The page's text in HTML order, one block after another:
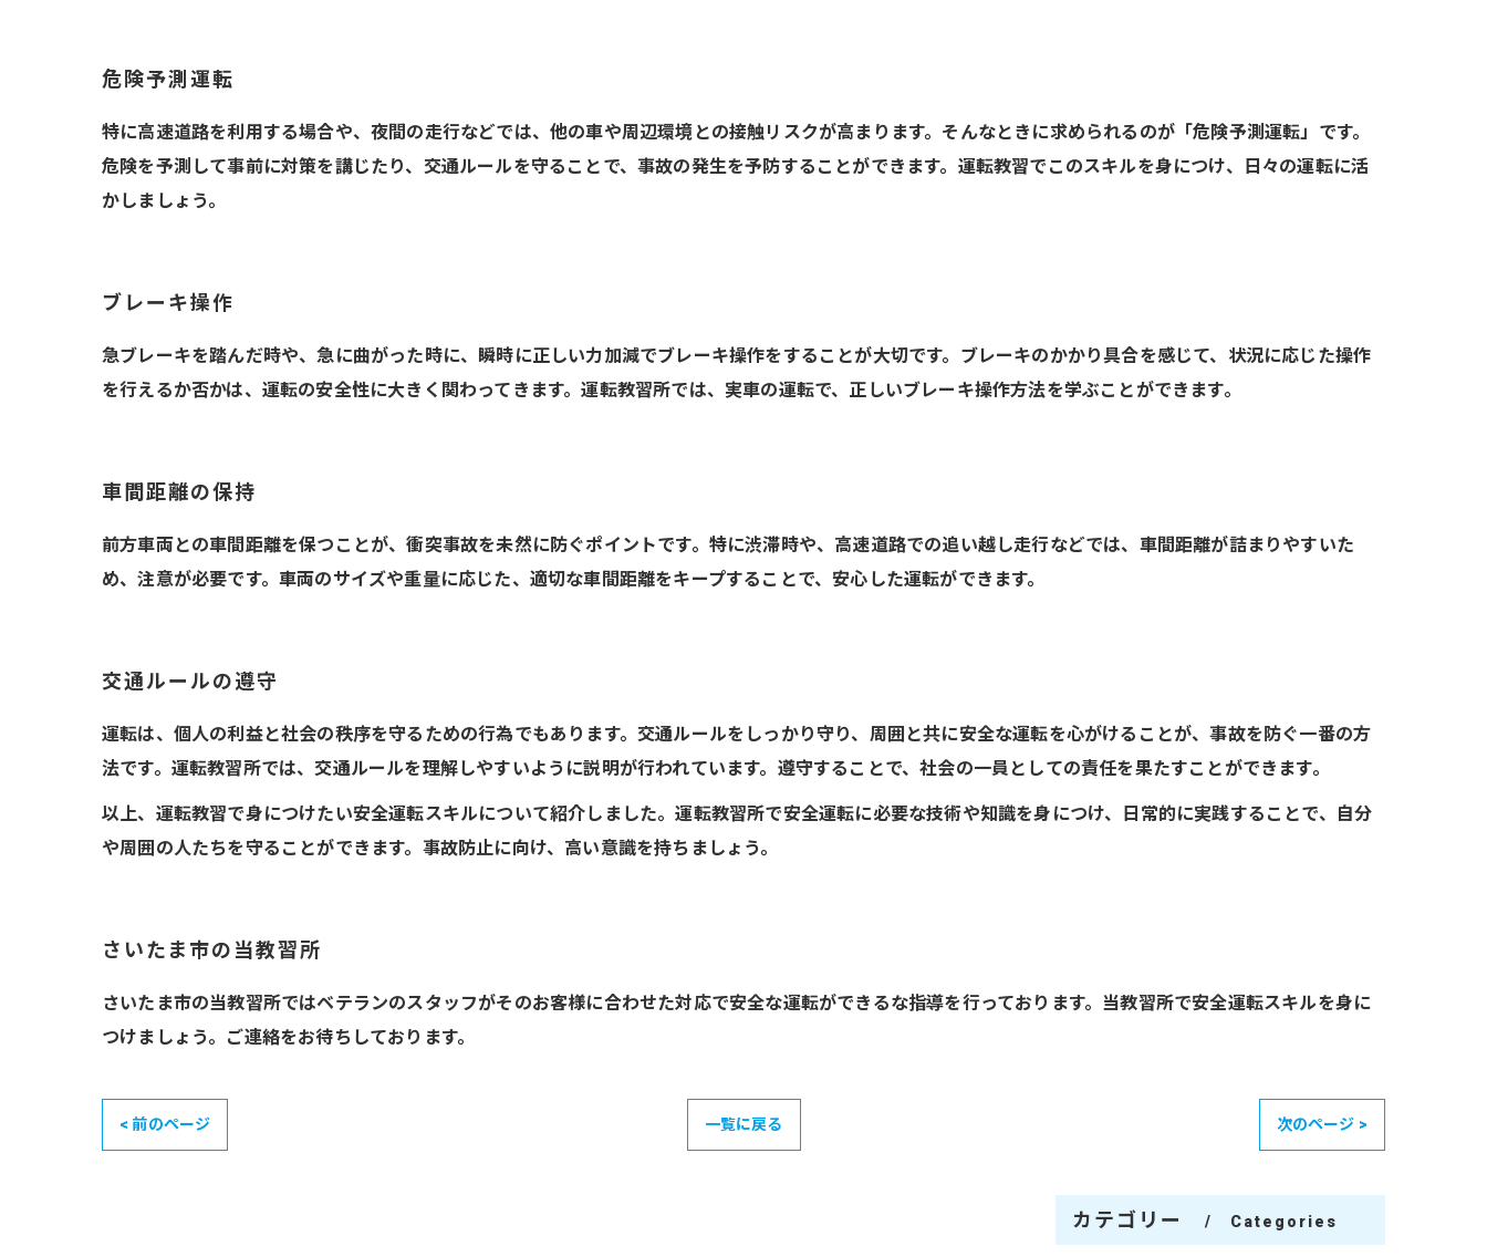
危険予測運転
特に高速道路を利用する場合や、夜間の走行などでは、他の車や周辺環境との接触リスクが高まります。そんなときに求められるのが「危険予測運転」です。
危険を予測して事前に対策を講じたり、交通ルールを守ることで、事故の発生を予防することができます。運転教習でこのスキルを身につけ、日々の運転に活
かしましょう。
ブレーキ操作
急ブレーキを踏んだ時や、急に曲がった時に、瞬時に正しい力加減でブレーキ操作をすることが大切です。ブレーキのかかり具合を感じて、状況に応じた操作
を行えるか否かは、運転の安全性に大きく関わってきます。運転教習所では、実車の運転で、正しいブレーキ操作方法を学ぶことができます。
車間距離の保持
前方車両との車間距離を保つことが、衝突事故を未然に防ぐポイントです。特に渋滞時や、高速道路での追い越し走行などでは、車間距離が詰まりやすいた
め、注意が必要です。車両のサイズや重量に応じた、適切な車間距離をキープすることで、安心した運転ができます。
交通ルールの遵守
運転は、個人の利益と社会の秩序を守るための行為でもあります。交通ルールをしっかり守り、周囲と共に安全な運転を心がけることが、事故を防ぐ一番の方
法です。運転教習所では、交通ルールを理解しやすいように説明が行われています。遵守することで、社会の一員としての責任を果たすことができます。
以上、運転教習で身につけたい安全運転スキルについて紹介しました。運転教習所で安全運転に必要な技術や知識を身につけ、日常的に実践することで、自分
や周囲の人たちを守ることができます。事故防止に向け、高い意識を持ちましょう。
さいたま市の当教習所
さいたま市の当教習所ではベテランのスタッフがそのお客様に合わせた対応で安全な運転ができるな指導を行っております。当教習所で安全運転スキルを身に
つけましょう。ご連絡をお待ちしております。
< 前のページ 一覧に戻る 次のページ >
カテゴリー Categories